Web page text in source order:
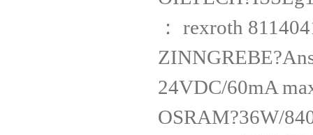
： rexroth
24VDC/